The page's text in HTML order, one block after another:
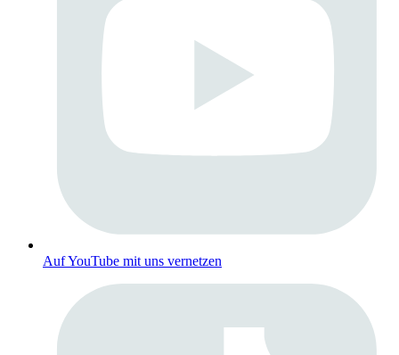
Auf YouTube mit uns vernetzen